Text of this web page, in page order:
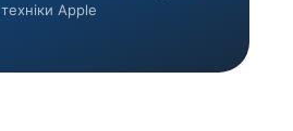
техніки Apple